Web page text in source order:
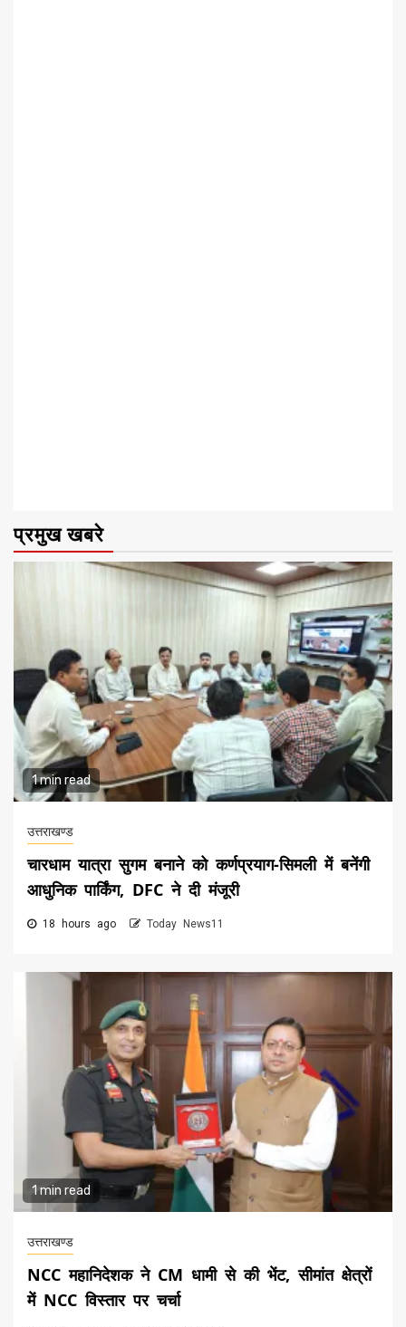
प्रमुख खबरे
1 min read
उत्तराखण्ड
चारधाम यात्रा सुगम बनाने को कर्णप्रयाग-सिमली में बनेंगी
आधुनिक पार्किंग, DFC ने दी मंजूरी
18 hours ago Today News11
1 min read
उत्तराखण्ड
NCC महानिदेशक ने CM धामी से की भेंट, सीमांत क्षेत्रों
में NCC विस्तार पर चर्चा